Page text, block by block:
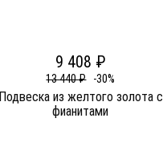
9 408 ₽
13 440 ₽ -30%
Подвеска из желтого золота c
фианитами